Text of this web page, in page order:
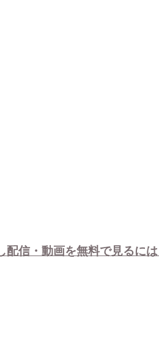
信・動画を無料で見るには